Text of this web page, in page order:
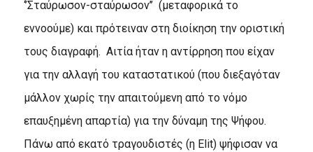
‘’Σταύρωσον-σταύρωσον’’ (μεταφορικά το
εννοούμε) και πρότειναν στη διοίκηση την οριστική
τους διαγραφή. Αιτία ήταν η αντίρρηση που είχαν
για την αλλαγή του καταστατικού (που διεξαγόταν
μάλλον χωρίς την απαιτούμενη από το νόμο
επαυξημένη απαρτία) για την δύναμη της Ψήφου.
Πάνω από εκατό τραγουδιστές (η Elit) ψήφισαν να